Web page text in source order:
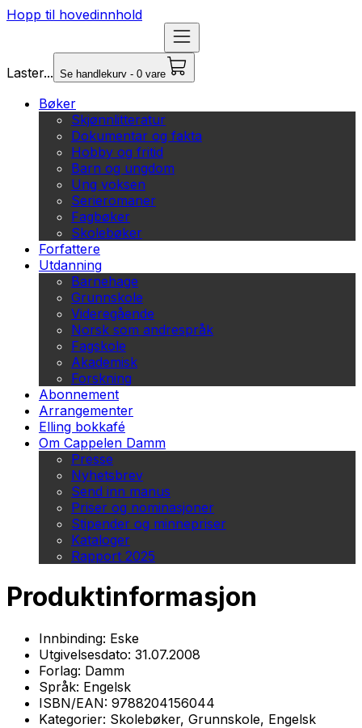
Hopp til hovedinnhold
Laster... Se handlekurv - 0 vare
Bøker
Skjønnlitteratur
Dokumentar og fakta
Hobby og fritid
Barn og ungdom
Ung voksen
Serieromaner
Fagbøker
Skolebøker
Forfattere
Utdanning
Barnehage
Grunnskole
Videregående
Norsk som andrespråk
Fagskole
Akademisk
Forskning
Abonnement
Arrangementer
Elling bokkafé
Om Cappelen Damm
Presse
Nyhetsbrev
Send inn manus
Priser og nominasjoner
Stipender og minnepriser
Kataloger
Rapport 2025
Produktinformasjon
Innbinding: Eske
Utgivelsesdato: 31.07.2008
Forlag: Damm
Språk: Engelsk
ISBN/EAN: 9788204156044
Kategorier: Skolebøker, Grunnskole, Engelsk